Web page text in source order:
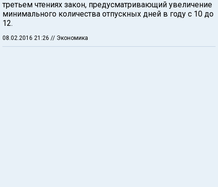
третьем чтениях закон, предусматривающий увеличение
минимального количества отпускных дней в году с 10 до
12.
08.02.2016 21:26 // Экономика